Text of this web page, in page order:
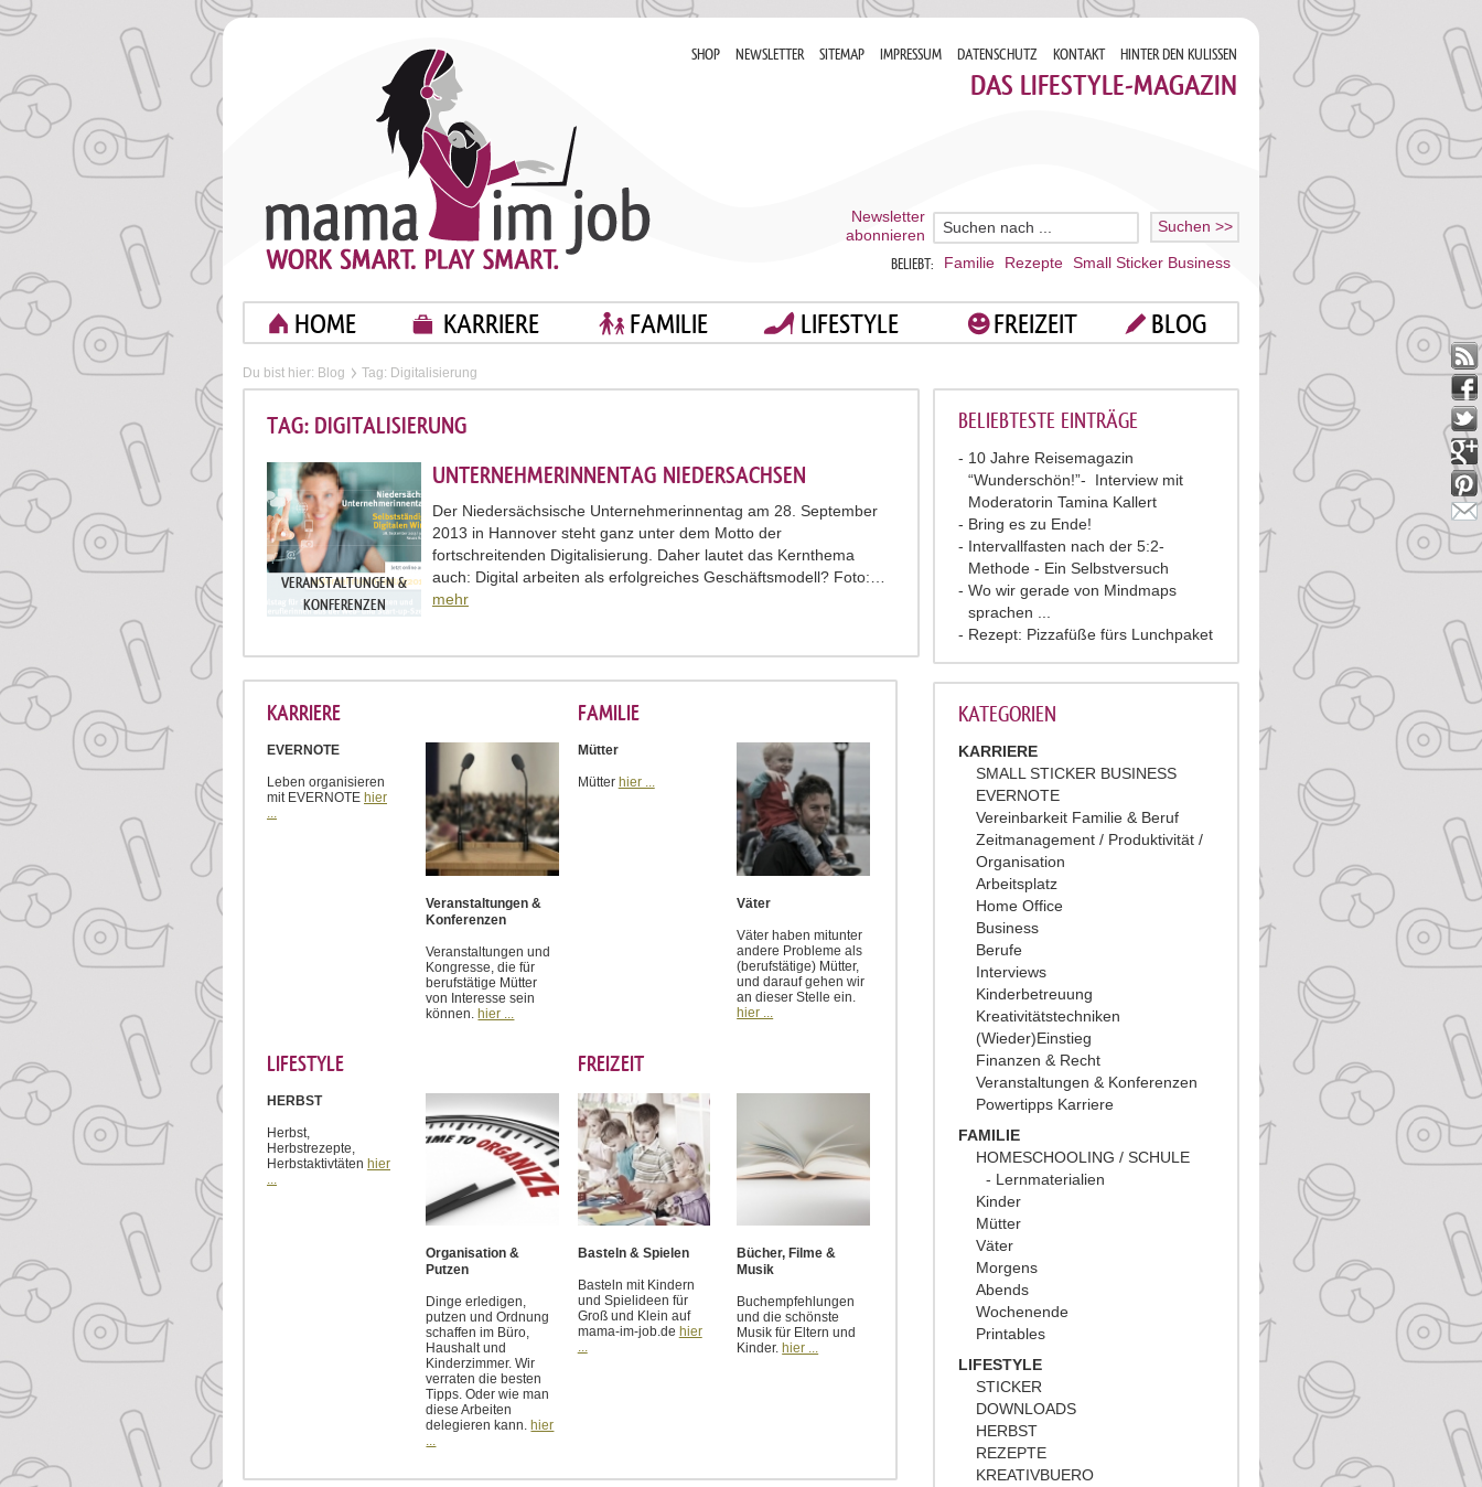
SHOP NEWSLETTER SITEMAP IMPRESSUM DATENSCHUTZ KONTAKT HINTER DEN KULISSEN
DAS LIFESTYLE-MAGAZIN
Newsletter
abonnieren
BELIEBT: Familie Rezepte Small Sticker Business
HOME KARRIERE FAMILIE LIFESTYLE FREIZEIT BLOG
Du bist hier: Blog Tag: Digitalisierung
BELIEBTESTE EINTRÄGE
10 Jahre Reisemagazin
“Wunderschön!”- Interview mit
Moderatorin Tamina Kallert
Bring es zu Ende!
Intervallfasten nach der 5:2-
Methode - Ein Selbstversuch
Wo wir gerade von Mindmaps
sprachen ...
Rezept: Pizzafüße fürs Lunchpaket
KATEGORIEN
KARRIERE
SMALL STICKER BUSINESS
EVERNOTE
Vereinbarkeit Familie & Beruf
Zeitmanagement / Produktivität /
Organisation
Arbeitsplatz
Home Office
Business
Berufe
Interviews
Kinderbetreuung
Kreativitätstechniken
(Wieder)Einstieg
Finanzen & Recht
Veranstaltungen & Konferenzen
Powertipps Karriere
FAMILIE
HOMESCHOOLING / SCHULE
Lernmaterialien
Kinder
Mütter
Väter
Morgens
Abends
Wochenende
Printables
LIFESTYLE
STICKER
DOWNLOADS
HERBST
REZEPTE
KREATIVBUERO
TAG: DIGITALISIERUNG
VERANSTALTUNGEN &
KONFERENZEN
UNTERNEHMERINNENTAG NIEDERSACHSEN
Der Niedersächsische Unternehmerinnentag am 28. September
2013 in Hannover steht ganz unter dem Motto der
fortschreitenden Digitalisierung. Daher lautet das Kernthema
auch: Digital arbeiten als erfolgreiches Geschäftsmodell? Foto:…
mehr
KARRIERE
EVERNOTE
Leben organisieren
mit EVERNOTE hier
...
Veranstaltungen &
Konferenzen
Veranstaltungen und
Kongresse, die für
berufstätige Mütter
von Interesse sein
können.hier ...
FAMILIE
Mütter
Mütter hier ...
Väter
Väter haben mitunter
andere Probleme als
(berufstätige) Mütter,
und darauf gehen wir
an dieser Stelle ein.
hier ...
LIFESTYLE
HERBST
Herbst,
Herbstrezepte,
Herbstaktivtäten hier
Organisation &
Putzen
Dinge erledigen,
putzen und Ordnung
schaffen im Büro,
Haushalt und
Kinderzimmer. Wir
verraten die besten
Tipps. Oder wie man
diese Arbeiten
delegieren kann. hier
...
FREIZEIT
Basteln & Spielen
Basteln mit Kindern
und Spielideen für
Groß und Klein auf
mama-im-job.de hier
...
Bücher, Filme &
Musik
Buchempfehlungen
und die schönste
Musik für Eltern und
Kinder. hier ...